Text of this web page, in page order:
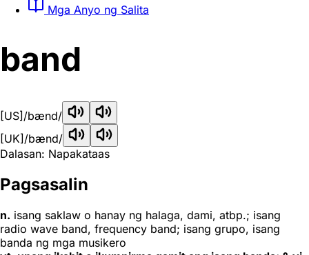
Mga Anyo ng Salita
band
[US] /bænd/
[UK] /bænd/
Dalasan: Napakataas
Pagsasalin
n. isang saklaw o hanay ng halaga, dami, atbp.; isang
radio wave band, frequency band; isang grupo, isang
banda ng mga musikero